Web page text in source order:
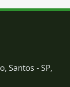
Santos - SP,